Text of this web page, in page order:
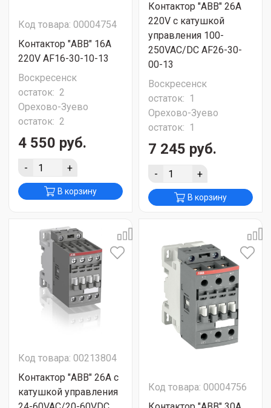
Код товара: 00004754
Контактор "ABB" 16A
220V AF16-30-10-13
Воскресенск
остаток: 2
Орехово-Зуево
остаток: 2
4 550 руб.
- +
В корзину
Контактор "ABB" 26A
220V с катушкой
управления 100-
250VAC/DC AF26-30-
00-13
Воскресенск
остаток: 1
Орехово-Зуево
остаток: 1
7 245 руб.
- +
В корзину
Код товара: 00213804
Контактор "ABB" 26A с
катушкой управления
Код товара: 00004756